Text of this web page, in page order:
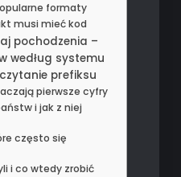
formaty
musi mieć kod
pochodzenia –
według systemu
prefiksu
pierwsze cyfry
i jak z niej
często się
i co wtedy zrobić